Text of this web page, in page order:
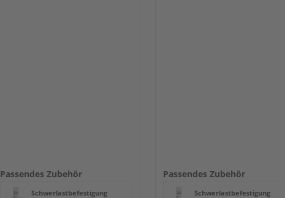
Passendes Zubehör
Schwerlastbefestigung
Passendes Zubehör
Schwerlastbefestigung